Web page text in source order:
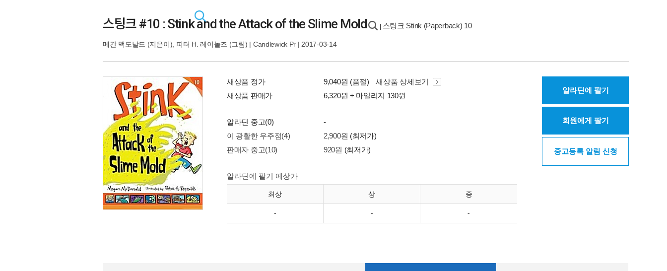
스팅크 #10 : Stink and the Attack of the Slime Mold 스팅크 Stink (Paperback) 10
메간 맥도날드 (지은이), 피터 H. 레이놀즈 (그림) | Candlewick Pr | 2017-03-14
새상품 정가 9,040원 (품절)
새상품 상세보기
새상품 판매가
6,320원 + 마일리지 130원
알라딘 중고(0)
-
이 광활한 우주점(4)
2,900원 (최저가)
판매자 중고(10)
920원 (최저가)
알라딘에 팔기 예상가
최상 상 중
- - -
알라딘에 팔기
회원에게 팔기
중고등록 알림 신청